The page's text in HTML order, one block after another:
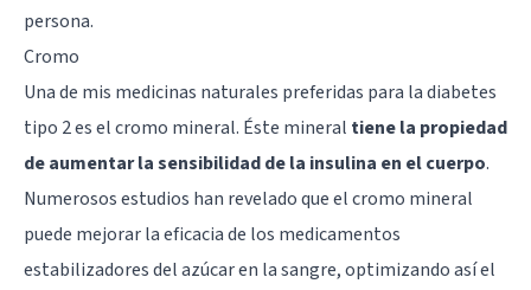
persona.
Cromo
Una de mis medicinas naturales preferidas para la diabetes
tipo 2 es el cromo mineral. Éste mineral tiene la propiedad
de aumentar la sensibilidad de la insulina en el cuerpo.
Numerosos estudios han revelado que el cromo mineral
puede mejorar la eficacia de los medicamentos
estabilizadores del azúcar en la sangre, optimizando así el